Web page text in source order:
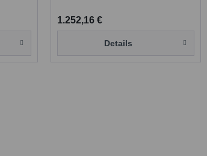
1.252,16 €
Details